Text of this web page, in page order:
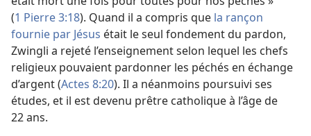
(1 Pierre 3:18). Quand il a compris que la rançon
fournie par Jésus était le seul fondement du pardon,
Zwingli a rejeté l’enseignement selon lequel les chefs
religieux pouvaient pardonner les péchés en échange
d’argent (Actes 8:20). Il a néanmoins poursuivi ses
études, et il est devenu prêtre catholique à l’âge de
22 ans.